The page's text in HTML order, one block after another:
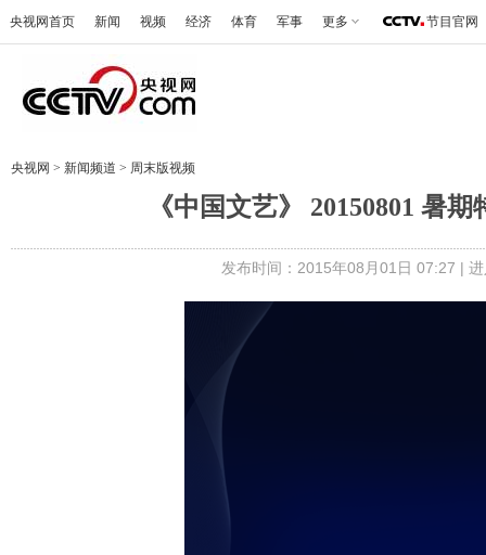
央视网首页 新闻 视频 经济 体育 军事 更多 节目官网
央视网 > 新闻频道 > 周末版视频
《中国文艺》 20150801 暑
发布时间：2015年08月01日 07:27 |